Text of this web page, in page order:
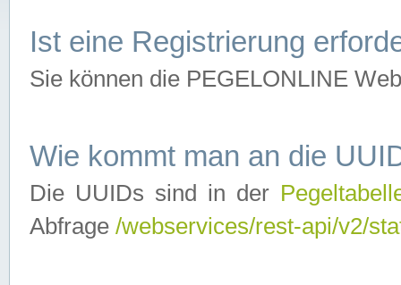
Ist eine Registrierung
Sie können die PEGELONLINE
Wie kommt man an die
Die UUIDs sind in der
Abfrage /webservices/rest-api/v2/